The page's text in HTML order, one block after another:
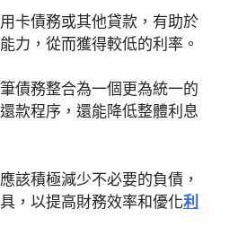
卡債務或其他貸款，有助於
力，從而獲得較低的利率。
債務整合為一個更為統一的
款程序，還能降低整體利息
該積極減少不必要的負債，
，以提高財務效率和優化利